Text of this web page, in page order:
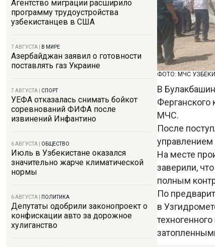
Агентство миграции расширило
программу трудоустройства
узбекистанцев в США
7 АВГУСТА В МИРЕ
Азербайджан заявил о готовности
поставлять газ Украине
7 АВГУСТА СПОРТ
УЕФА отказалась снимать бойкот
соревнований ФИФА после
извинений Инфантино
6 АВГУСТА ОБЩЕСТВО
Июль в Узбекистане оказался
значительно жарче климатической
нормы
6 АВГУСТА ПОЛИТИКА
Депутаты одобрили законопроект о
конфискации авто за дорожное
хулиганство
ФОТО: МЧС
В
Ферганского
МЧС.
После
управлением
На месте
заверили,
полным
По
в